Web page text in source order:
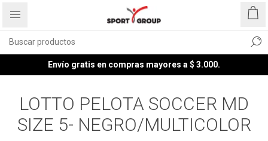
Envío gratis en compras mayores a $ 3.000.
LOTTO PELOTA SOCCER MD
SIZE 5- NEGRO/MULTICOLOR